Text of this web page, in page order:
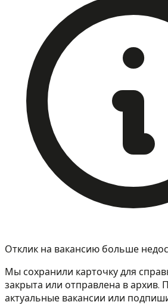
Отклик на вакансию больше
Мы сохранили карточку для
закрыта или отправлена в архив.
актуальные вакансии или